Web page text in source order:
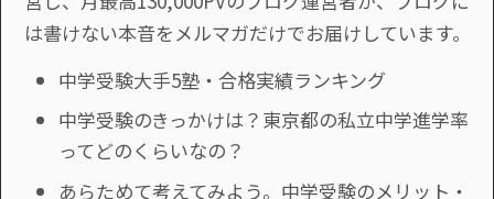
は書けない本音をメルマガだけでお届けしています。
中学受験大手5塾・合格実績ランキング
中学受験のきっかけは？東京都の私立中学進学率
ってどのくらいなの？
あらためて考えてみよう。中学受験のメリット・